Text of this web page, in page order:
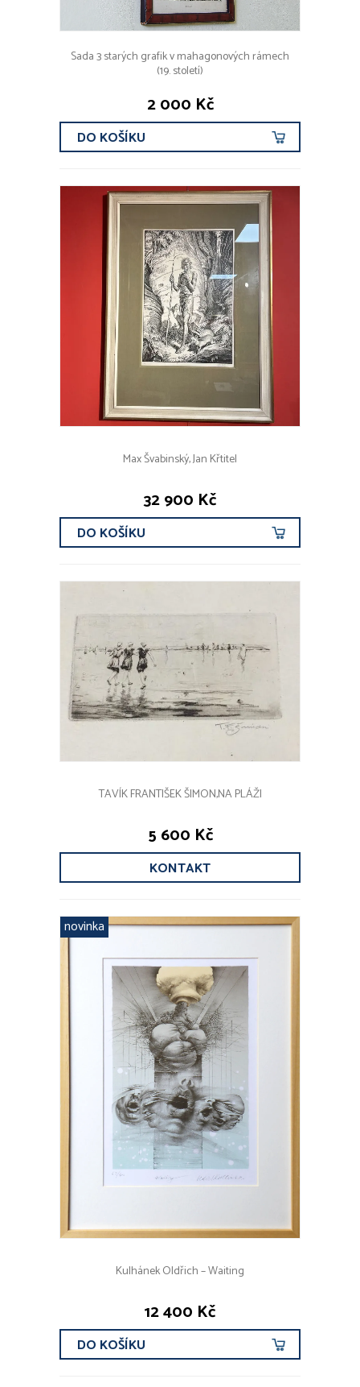
Sada 3 starých grafik v mahagonových rámech
(19. století)
2 000 Kč
DO KOŠÍKU
Max Švabinský, Jan Křtitel
32 900 Kč
DO KOŠÍKU
TAVÍK FRANTIŠEK ŠIMON,NA PLÁŽI
5 600 Kč
KONTAKT
novinka
Kulhánek Oldřich – Waiting
12 400 Kč
DO KOŠÍKU